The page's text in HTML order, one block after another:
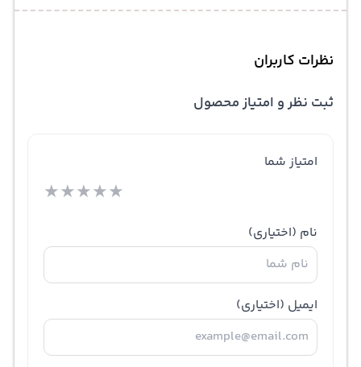
نظرات کاربران
ثبت نظر و امتیاز محصول
امتیاز شما
★★★★★
نام (اختیاری)
ایمیل (اختیاری)